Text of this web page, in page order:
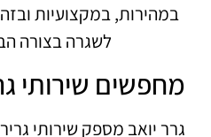
במהירות, במקצועיות
לשגרה בצורה
מחפשים שירותי